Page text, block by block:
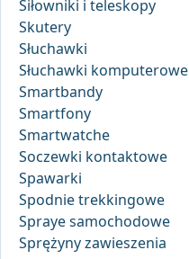
Siłowniki i teleskopy
Skutery
Słuchawki
Słuchawki komputerowe
Smartbandy
Smartfony
Smartwatche
Soczewki kontaktowe
Spawarki
Spodnie trekkingowe
Spraye samochodowe
Sprężyny zawieszenia